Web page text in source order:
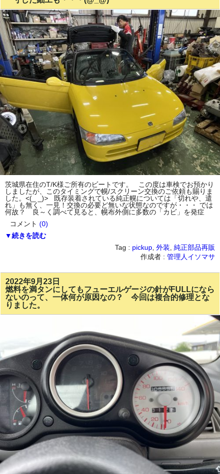
茨城県在住のT/K様ご所有のビートです。 この度は車検でお預かり
しましたが、このタイミングで幌/スクリーン交換のご依頼も賜りま
した。<(_ _)> 既存装着されている純正幌については「切れや、遣
れ」も無く、一見！交換の必要ど無いな状態なのですが・・・ では
何故？ 良～く調べて見ると、幌布外側に多数の「カビ」を発症
コメント (0)
▼続きを読む
Tag : pickup 外装 純正部品再販
作成者 : 管理人イソマサ
2022年9月23日
燃料を満タンにしてもフューエルゲージの針がFULLになら
ないのって、一体何が原因なの？ 今回は複合的修理とな
りました。